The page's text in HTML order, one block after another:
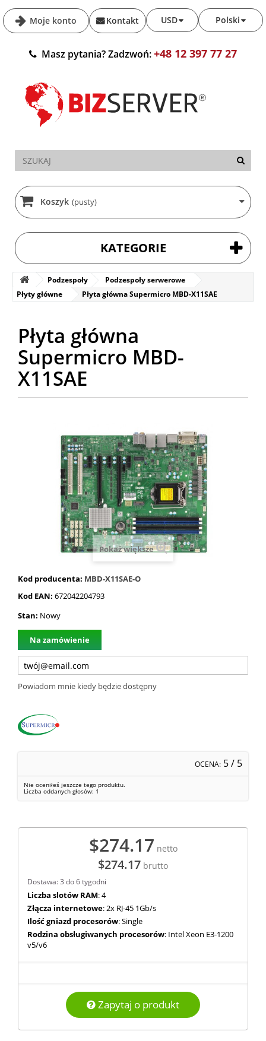
Moje konto Polski
USD
Kontakt
Masz pytania? Zadzwoń:+48 12 397 77 27
Koszyk (pusty)
KATEGORIE
Podzespoły
Podzespoły serwerowe
Płyty główne
Płyta główna Supermicro MBD-X11SAE
Płyta główna
Supermicro MBD-
X11SAE
Pokaż większe
Kod producenta: MBD-X11SAE-O
Kod EAN: 672042204793
Stan: Nowy
Na zamówienie
Powiadom mnie kiedy będzie dostępny
OCENA: 5/ 5
Nie oceniłeś jeszcze tego produktu.
Liczba oddanych głosów: 1
$274.17 netto
$274.17 brutto
Dostawa: 3 do 6 tygodni
Liczba slotów RAM: 4
Złącza internetowe: 2x RJ-45 1Gb/s
Ilość gniazd procesorów: Single
Rodzina obsługiwanych procesorów: Intel Xeon E3-1200
v5/v6
Zapytaj o produkt